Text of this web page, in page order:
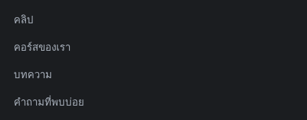
คลิป
คอร์สของเรา
บทความ
คำถามที่พบบ่อย